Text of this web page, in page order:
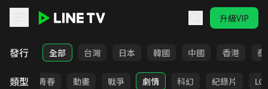
升級VIP
LINE TV - 電影
發行 全部 台灣 日本 韓國 中國 香港 泰
類型
職場 青春 動畫 戰爭 劇情 科幻 紀錄片